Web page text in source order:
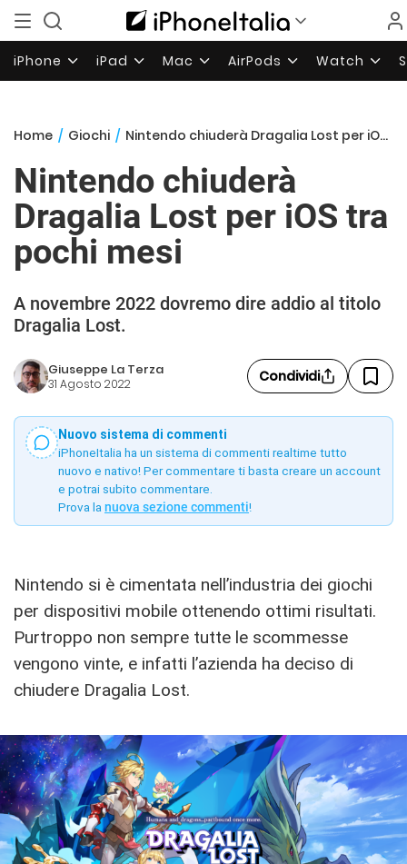
iPhone iPad Mac AirPods Watch
Home / Giochi / Nintendo chiuderà Dragalia Lost per iOS tra pochi mesi
Nintendo chiuderà
Dragalia Lost per iOS tra
pochi mesi
A novembre 2022 dovremo dire addio al titolo
Dragalia Lost.
Giuseppe La Terza
31 Agosto 2022 Condividi
Nuovo sistema di commenti
iPhoneItalia ha un sistema di commenti realtime tutto
nuovo e nativo! Per commentare ti basta creare un account
e potrai subito commentare.
Prova la nuova sezione commenti!
Nintendo si è cimentata nell’industria dei giochi
per dispositivi mobile ottenendo ottimi risultati.
Purtroppo non sempre tutte le scommesse
vengono vinte, e infatti l’azienda ha deciso di
chiudere Dragalia Lost.